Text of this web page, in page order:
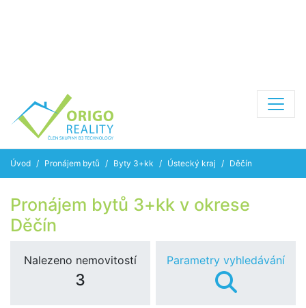
Úvod Pronájem bytů Byty 3+kk Ústecký kraj Děčín
Pronájem bytů 3+kk v okrese
Děčín
Nalezeno nemovitostí
3
Parametry vyhledávání